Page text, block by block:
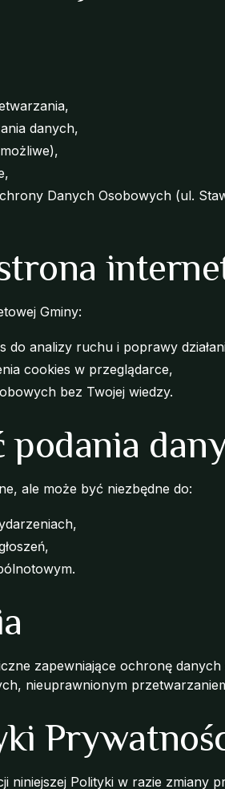
danych,
Danych Osobowych (ul.
Gminy:
analizy ruchu i poprawy
cookies w przeglądarce,
bez Twojej wiedzy.
podania
ale może być niezbędne do:
zapewniające ochronę
nieuprawnionym
niniejszej Polityki w razie zmiany